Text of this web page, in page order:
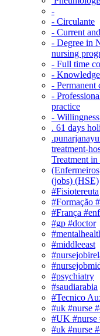
-
- Circulante
- Current
- Degree in
nursing
- Full time
-
- Permanent
-
practice
-
. 61 days
treatment-
Treatment in
(jobs) (HSE)
#Fisiotereuta
#Formação
#França
#gp #doctor
#middleeast
#psychiatry
#saudiarabia
#Tecnico
#uk #nurse
#UK #nurse
#uk #nurse